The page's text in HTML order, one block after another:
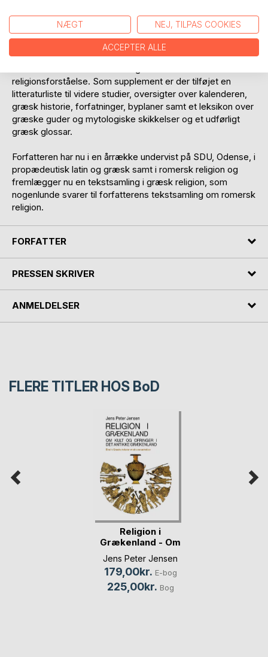
udvalgt udsagn om religionsudøvelsen i Grækenland fra
mykensk tid til Kristi fødsel, som giver et billede af ritualer
og religiøse skikke igennem århundrederne. Der er
medtaget tekster fra det Gamle og det Nye Testamente,
religionsforståelse. Som supplement er der tilføjet en
litteraturliste til videre studier, oversigter over kalenderen,
græsk historie, forfatninger, byplaner samt et leksikon over
græske guder og mytologiske skikkelser og et udførligt
græsk glossar.
Forfatteren har nu i en årrække undervist på SDU, Odense, i
propædeutisk latin og græsk samt i romersk religion og
fremlægger nu en tekstsamling i græsk religion, som
nogenlunde svarer til forfatterens tekstsamling om romersk
religion.
FORFATTER
PRESSEN SKRIVER
ANMELDELSER
FLERE TITLER HOS BoD
Religion i
Grækenland - Om
kult og(...)
Jens Peter Jensen
179,00kr. E-bog
225,00kr. Bog
NÆGT NEJ, TILPAS COOKIES
ACCEPTER ALLE